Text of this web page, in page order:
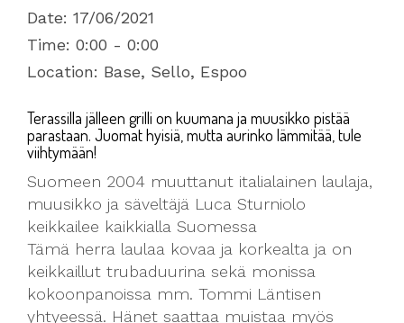
Date: 17/06/2021
Time: 0:00 - 0:00
Location: Base, Sello, Espoo
Terassilla jälleen grilli on kuumana ja muusikko pistää
parastaan. Juomat hyisiä, mutta aurinko lämmitää, tule
viihtymään!
Suomeen 2004 muuttanut italialainen laulaja,
muusikko ja säveltäjä Luca Sturniolo
keikkailee kaikkialla Suomessa
Tämä herra laulaa kovaa ja korkealta ja on
keikkaillut trubaduurina sekä monissa
kokoonpanoissa mm. Tommi Läntisen
yhtyeessä. Hänet saattaa muistaa myös